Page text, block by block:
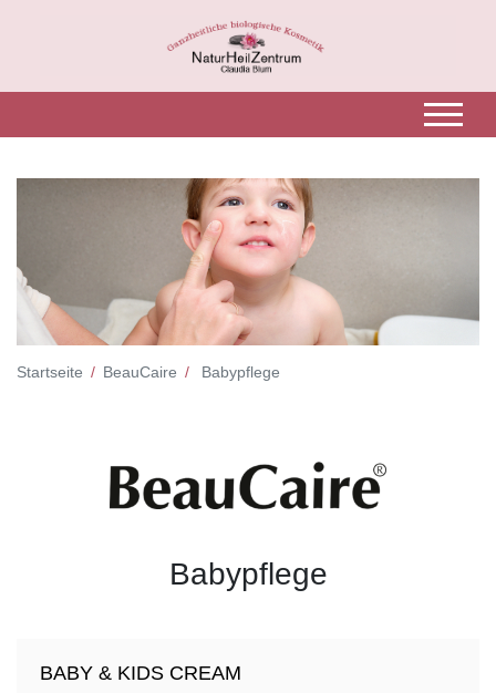
Startseite BeauCaire Babypflege
Babypflege
BABY & KIDS CREAM